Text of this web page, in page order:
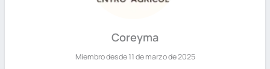
Coreyma
Miembro desde 11 de marzo de 2025